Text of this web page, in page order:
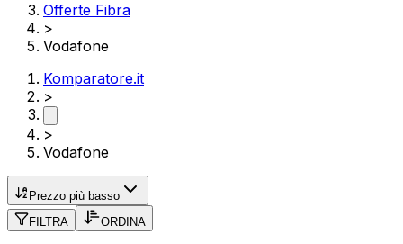
Offerte Fibra
>
Vodafone
Komparatore.it
>
>
Vodafone
Prezzo più basso
FILTRA
ORDINA